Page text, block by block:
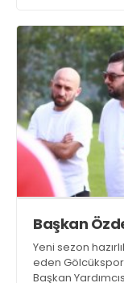
Başkan
Yeni sezon
eden
Başkan